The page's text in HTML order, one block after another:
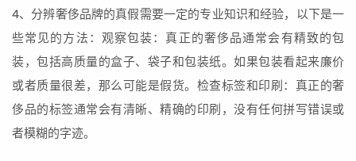
4、分辨奢侈品牌的真假需要一定的专业知识和经验，以下是一
些常见的方法：观察包装：真正的奢侈品通常会有精致的包
装，包括高质量的盒子、袋子和包装纸。如果包装看起来廉价
或者质量很差，那么可能是假货。检查标签和印刷：真正的奢
侈品的标签通常会有清晰、精确的印刷，没有任何拼写错误或
者模糊的字迹。